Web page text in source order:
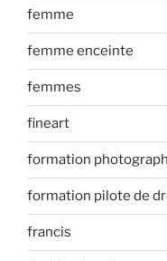
femme
femme enceinte
femmes
fineart
formation
formation pilote de
francis